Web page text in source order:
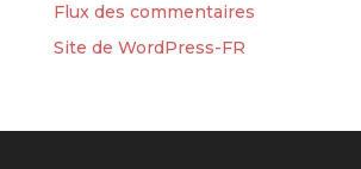
Flux des commentaires
Site de WordPress-FR